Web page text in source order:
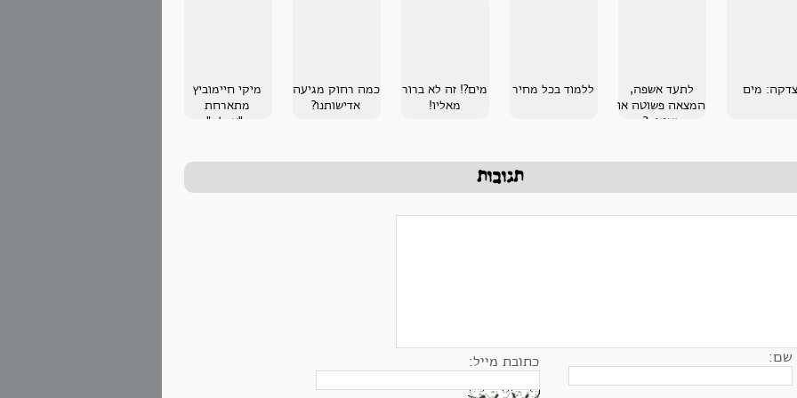
צדקה: מים
לתעד אשפה,
המצאה פשוטה או
גאונות?
ללמוד בכל מחיר
מים?! זה לא ברור
מאליו!
כמה רחוק מגיעה
אדישותנו?
מיקי חיימוביץ
מתארחת
ב"אדלה"
תגובות
שם: כתובת מייל: